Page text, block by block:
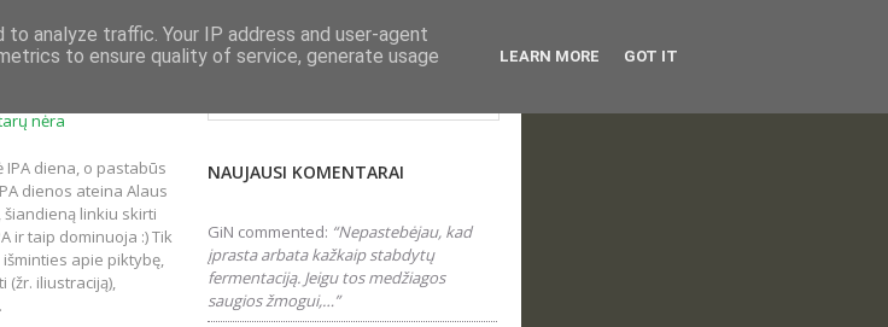
2018
nėra
diena, o pastabūs
dienos ateina Alaus
linkiu skirti
ir taip dominuoja :) Tik
apie piktybę,
iliustraciją),
Ieškokite šiame tinklaraštyje...
NAUJAUSI KOMENTARAI
GiN commented: “Nepastebėjau, kad
įprasta arbata kažkaip stabdytų
fermentaciją. Jeigu tos medžiagos
saugios žmogui,…”
analyze traffic. Your IP address and user-agent
to ensure quality of service, generate usage
LEARN MORE GOT IT